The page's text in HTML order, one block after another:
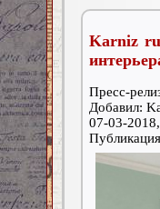
Karniz ru
Пресс-
Добавил:
07-03-